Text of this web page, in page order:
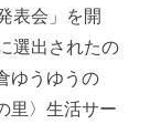
表会」を開
選出されたの
ゆうゆうの
里〉生活サー